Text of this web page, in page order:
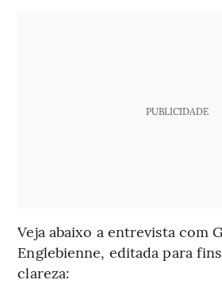
PUBLICIDADE
Veja abaixo a entrevista com
Englebienne, editada para
clareza: